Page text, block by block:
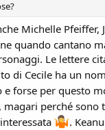
Michelle
quando cantano
Le lettere
di Cecile ha un
forse per questo
magari perché
.